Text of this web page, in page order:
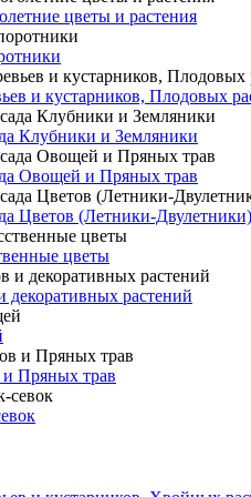
цветы и растения
и кустарников, Плодовых
Клубники и Земляники
Овощей и Пряных трав
Цветов (Летники-Двулетники)
цветы
декоративных растений
Пряных трав